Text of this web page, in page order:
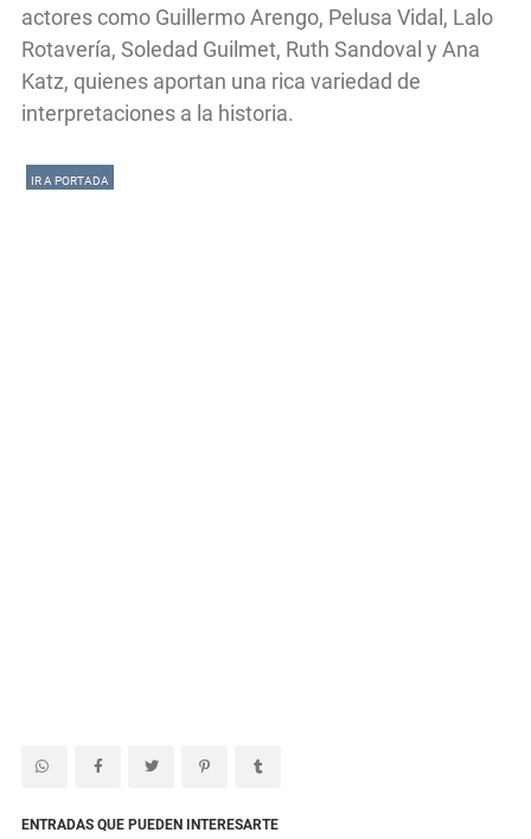
actores como Guillermo Arengo, Pelusa Vidal, Lalo
Rotavería, Soledad Guilmet, Ruth Sandoval y Ana
Katz, quienes aportan una rica variedad de
interpretaciones a la historia.
IR A PORTADA
ENTRADAS QUE PUEDEN INTERESARTE